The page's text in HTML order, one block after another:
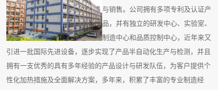
与销售。公司拥有多项专利及认证产
品，并有独立的研发中心、实验室、
制造中心和品质控制中心，近年来又
引进一批国际先进设备，逐步实现了产品半自动化生产与检测，并且
拥有一支优秀的具有多年经验的产品设计与研发队伍，为客户提供个
性化加热措施及全面解决方案，多年来，积累了丰富的专业制造经